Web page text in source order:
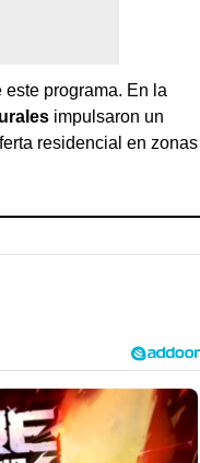
este programa. En la
impulsaron un
residencial en zonas